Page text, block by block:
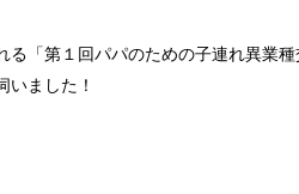
る「第１回パパのための子連れ異業
いました！